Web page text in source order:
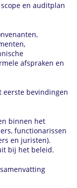
en auditplan
afspraken en
eerste bevindingen
binnen het
functionarissen
en juristen).
bij het beleid.